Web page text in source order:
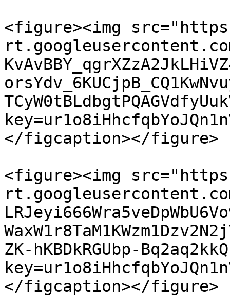
<figure><img
rt.googleusercontent.com/
</figcaption></figure>
<figure><img
ZK-hKBDkRGUbp-
</figcaption></figure>